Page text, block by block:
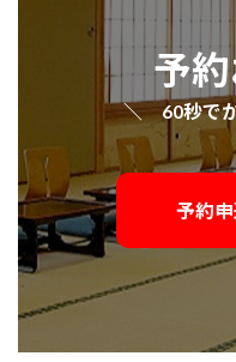
予
＼ 60秒で
予約